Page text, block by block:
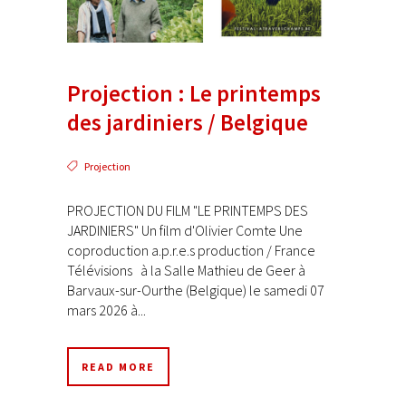
Projection : Le printemps
des jardiniers / Belgique
Projection
PROJECTION DU FILM "LE PRINTEMPS DES
JARDINIERS" Un film d'Olivier Comte Une
coproduction a.p.r.e.s production / France
Télévisions à la Salle Mathieu de Geer à
Barvaux-sur-Ourthe (Belgique) le samedi 07
mars 2026 à...
READ MORE